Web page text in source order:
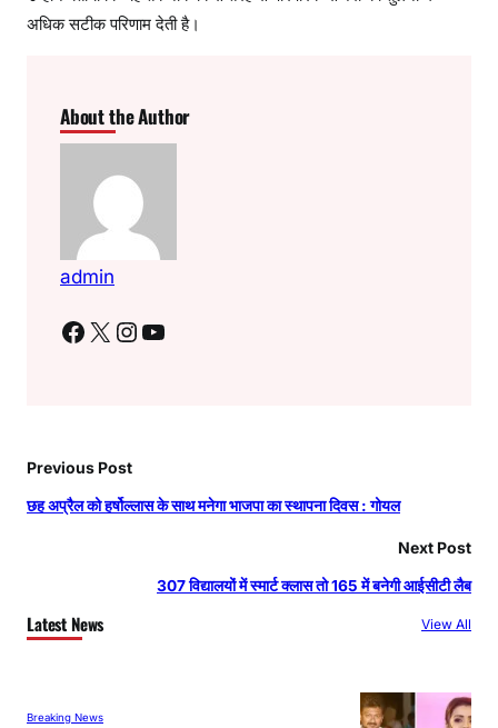
अधिक सटीक परिणाम देती है।
About the Author
admin
Facebook X Instagram YouTube
Previous Post
छह अप्रैल को हर्षोल्लास के साथ मनेगा भाजपा का स्थापना दिवस : गोयल
Next Post
307 विद्यालयों में स्मार्ट क्लास तो 165 में बनेगी आईसीटी लैब
Latest News View All
Breaking News